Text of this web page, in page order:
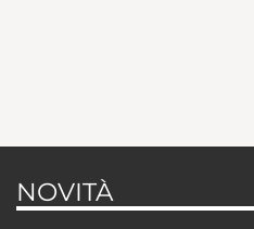
NOVITÀ